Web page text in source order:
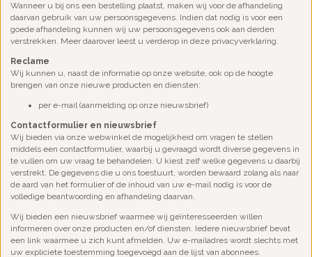
Wanneer u bij ons een bestelling plaatst, maken wij voor de afhandeling
daarvan gebruik van uw persoonsgegevens. Indien dat nodig is voor een
goede afhandeling kunnen wij uw persoonsgegevens ook aan derden
verstrekken. Meer daarover leest u verderop in deze privacyverklaring.
Reclame
Wij kunnen u, naast de informatie op onze website, ook op de hoogte
brengen van onze nieuwe producten en diensten:
per e-mail (aanmelding op onze nieuwsbrief)
Contactformulier en nieuwsbrief
Wij bieden via onze webwinkel de mogelijkheid om vragen te stellen
middels een contactformulier, waarbij u gevraagd wordt diverse gegevens in
te vullen om uw vraag te behandelen. U kiest zelf welke gegevens u daarbij
verstrekt. De gegevens die u ons toestuurt, worden bewaard zolang als naar
de aard van het formulier of de inhoud van uw e-mail nodig is voor de
volledige beantwoording en afhandeling daarvan.
Wij bieden een nieuwsbrief waarmee wij geïnteresseerden willen
informeren over onze producten en/of diensten. Iedere nieuwsbrief bevat
een link waarmee u zich kunt afmelden. Uw e-mailadres wordt slechts met
uw expliciete toestemming toegevoegd aan de lijst van abonnees.